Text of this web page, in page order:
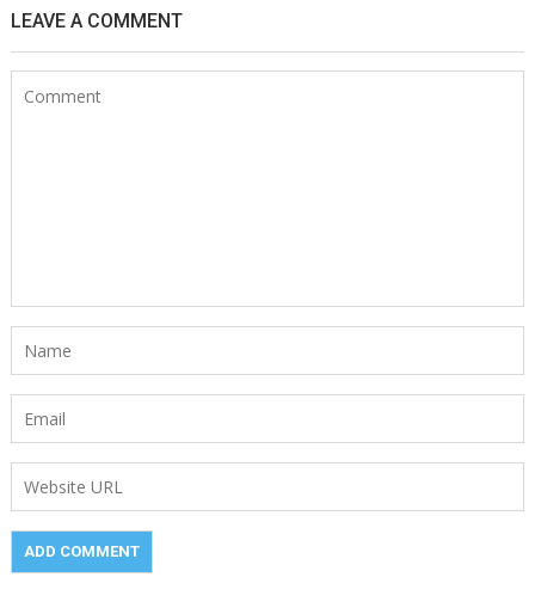
LEAVE A COMMENT